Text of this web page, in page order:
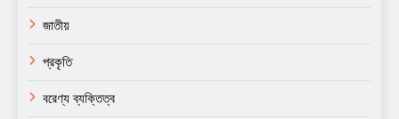
জাতীয়
প্রকৃতি
বরেণ্য ব্যক্তিত্ব